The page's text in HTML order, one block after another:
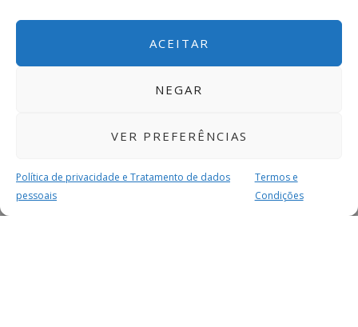
ACEITAR
NEGAR
VER PREFERÊNCIAS
Política de privacidade e Tratamento de dados
pessoais
Termos e
Condições